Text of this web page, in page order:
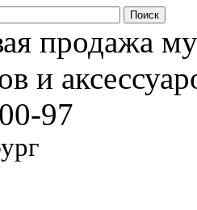
продажа
и
97